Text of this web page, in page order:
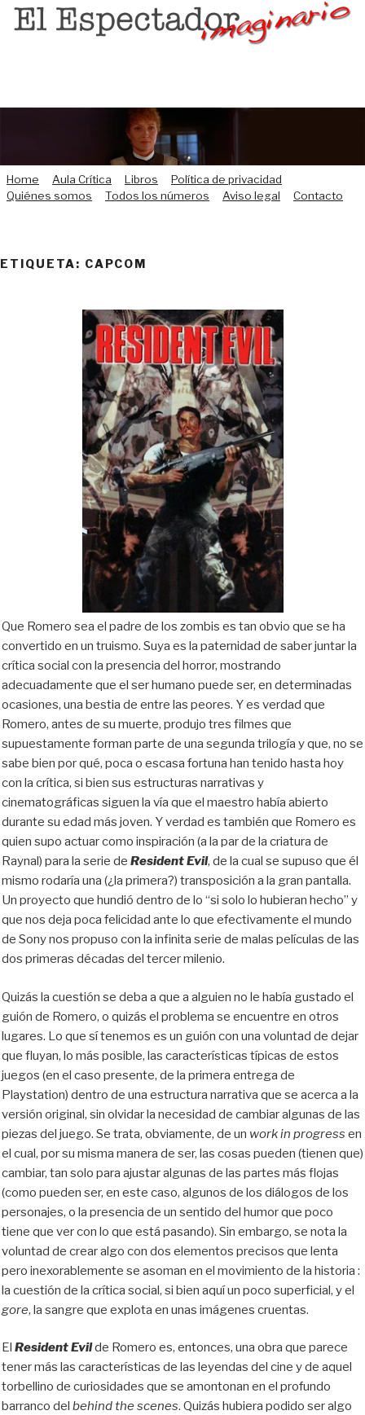
Saltar
Home Aula Crítica Libros
Política de privacidad
Quiénes somos
Todos los números Aviso legal Contacto
ETIQUETA: CAPCOM
Que Romero sea el padre de los zombis es tan obvio que se ha
convertido en un truismo. Suya es la paternidad de saber juntar la
crítica social con la presencia del horror, mostrando
adecuadamente que el ser humano puede ser, en determinadas
ocasiones, una bestia de entre las peores. Y es verdad que
Romero, antes de su muerte, produjo tres filmes que
supuestamente forman parte de una segunda trilogía y que, no se
sabe bien por qué, poca o escasa fortuna han tenido hasta hoy
con la crítica, si bien sus estructuras narrativas y
cinematográficas siguen la vía que el maestro había abierto
durante su edad más joven. Y verdad es también que Romero es
quien supo actuar como inspiración (a la par de la criatura de
Raynal) para la serie de Resident Evil, de la cual se supuso que él
mismo rodaría una (¿la primera?) transposición a la gran pantalla.
Un proyecto que hundió dentro de lo “si solo lo hubieran hecho” y
que nos deja poca felicidad ante lo que efectivamente el mundo
de Sonynos propuso con la infinita serie de malas películas de las
dos primeras décadas del tercer milenio.
Quizás la cuestión se deba a que a alguien no le había gustado el
guión de Romero, o quizás el problema se encuentre en otros
lugares. Lo que sí tenemos es un guión con una voluntad de dejar
que fluyan, lo más posible, las características típicas de estos
juegos (en el caso presente, de la primera entrega de
Playstation) dentro de una estructura narrativa que se acerca a la
versión original, sin olvidar la necesidad de cambiar algunas de las
piezas del juego. Se trata, obviamente, de un work in progress en
el cual, por su misma manera de ser, las cosas pueden (tienen que)
cambiar, tan solo para ajustar algunas de las partes más flojas
(como pueden ser, en este caso, algunos de los diálogos de los
personajes, o la presencia de un sentido del humor que poco
tiene que ver con lo que está pasando). Sin embargo, se nota la
voluntad de crear algo con dos elementos precisos que lenta
pero inexorablemente se asoman en el movimiento de la historia :
la cuestión de la crítica social, si bien aquí un poco superficial, y el
gore, la sangre que explota en unas imágenes cruentas.
El Resident Evilde Romero es, entonces, una obra que parece
tener más las características de las leyendas del cine y de aquel
torbellino de curiosidades que se amontonan en el profundo
barranco del behind the scenes. Quizás hubiera podido ser algo